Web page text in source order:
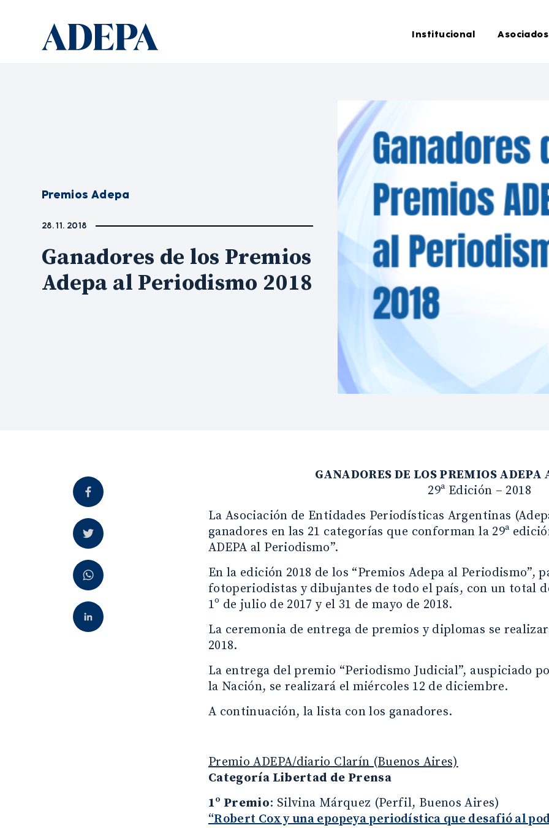
Institucional Asociados
Premios Adepa
28. 11. 2018
Ganadores de los Premios
Adepa al Periodismo 2018
GANADORES DE LOS PREMIOS
29ª Edición – 2018
La Asociación de Entidades Periodísticas Argentinas
ganadores en las 21 categorías que conforman la 29ª
ADEPA al Periodismo”.
En la edición 2018 de los “Premios Adepa al Periodismo”,
fotoperiodistas y dibujantes de todo el país, con un total
1º de julio de 2017 y el 31 de mayo de 2018.
La ceremonia de entrega de premios y diplomas se
2018.
La entrega del premio “Periodismo Judicial”, auspiciado
la Nación, se realizará el miércoles 12 de diciembre.
A continuación, la lista con los ganadores.
Premio ADEPA/diario Clarín (Buenos Aires)
Categoría Libertad de Prensa
1º Premio: Silvina Márquez (Perfil, Buenos Aires)
“Robert Cox y una epopeya periodística que desafió al